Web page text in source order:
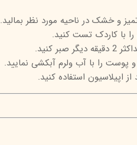
و خشک در ناحیه مورد نظر بمالید.
کنید.
پوست را با آب ولرم آبکشی نمایید.
اپیلاسیون استفاده کنید.